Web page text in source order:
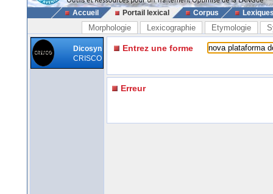
Accueil Portail lexical Corpus
Morphologie Lexicographie Etymologie
Dicosyn
CRISCO
Entrez une forme
Erreur